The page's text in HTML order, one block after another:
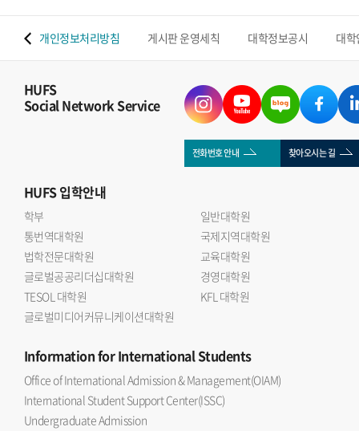
개인정보처리방침 게시판 운영세칙 대학정보공시 대
HUFS
Social Network Service
전화번호 안내 찾아오시는 길
HUFS입학안내
학부
일반대학원
통번역대학원
국제지역대학원
법학전문대학원
교육대학원
글로벌공공리더십대학원
경영대학원
TESOL 대학원
KFL 대학원
글로벌미디어커뮤니케이션대학원
Informationfor International Students
Office of International Admission & Management(OIAM)
International Student Support Center(ISSC)
Undergraduate Admission